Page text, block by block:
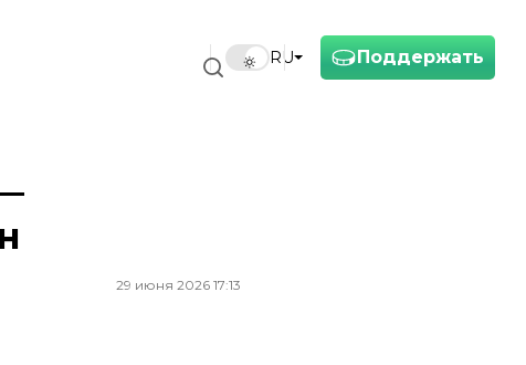
Поддержать
RU
29 июня 2026 17:13